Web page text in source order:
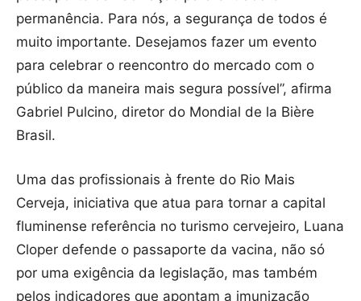
permanência. Para nós, a segurança de todos é
muito importante. Desejamos fazer um evento
para celebrar o reencontro do mercado com o
público da maneira mais segura possível”, afirma
Gabriel Pulcino, diretor do Mondial de la Bière
Brasil.
Uma das profissionais à frente do Rio Mais
Cerveja, iniciativa que atua para tornar a capital
fluminense referência no turismo cervejeiro, Luana
Cloper defende o passaporte da vacina, não só
por uma exigência da legislação, mas também
pelos indicadores que apontam a imunização